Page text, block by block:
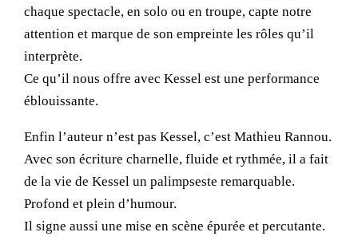
chaque spectacle, en solo ou en troupe, capte notre
attention et marque de son empreinte les rôles qu’il
interprète.
Ce qu’il nous offre avec Kessel est une performance
éblouissante.
Enfin l’auteur n’est pas Kessel, c’est Mathieu Rannou.
Avec son écriture charnelle, fluide et rythmée, il a fait
de la vie de Kessel un palimpseste remarquable.
Profond et plein d’humour.
Il signe aussi une mise en scène épurée et percutante.